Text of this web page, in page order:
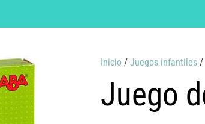
Inicio/ Juegos infantiles/
Juego